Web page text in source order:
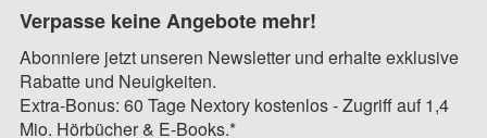
Verpasse keine Angebote mehr!
Abonniere jetzt unseren Newsletter und erhalte exklusive
Rabatte und Neuigkeiten.
Extra-Bonus: 60 Tage Nextory kostenlos - Zugriff auf 1,4
Mio. Hörbücher & E-Books.*